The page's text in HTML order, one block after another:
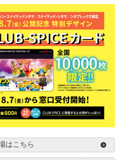
はこちら